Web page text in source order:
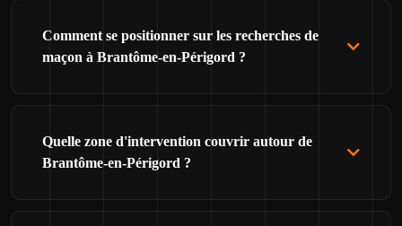
Comment se positionner sur les recherches de
maçon à Brantôme-en-Périgord ?
Quelle zone d'intervention couvrir autour de
Brantôme-en-Périgord ?